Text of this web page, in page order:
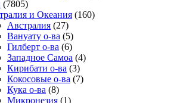
(7805)
и Океания (160)
Австралия (27)
Вануату о-ва (5)
Гилберт о-ва (6)
Западное Самоа (4)
Кирибати о-ва (3)
Кокосовые о-ва (7)
Кука о-ва (8)
Микронезия (1)